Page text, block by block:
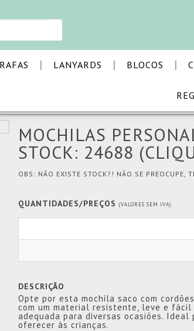
| LANYARDS | BLOCOS |
MOCHILAS
STOCK: 24688
OBS: NÃO EXISTE STOCK?! NÃO SE PREOCUPE,
QUANTIDADES/PREÇOS (VALORES SEM IVA)
DESCRIÇÃO
Opte por esta mochila saco com
com um material resistente, leve e
adequada para diversas ocasiões.
oferecer às crianças.